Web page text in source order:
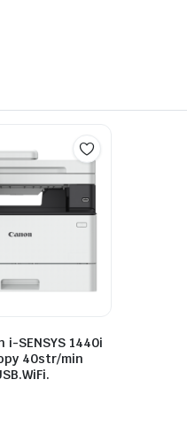
i-SENSYS 1440i
40str/min